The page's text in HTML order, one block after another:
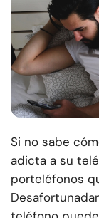
Si no sabe
adicta a su
porteléfonos